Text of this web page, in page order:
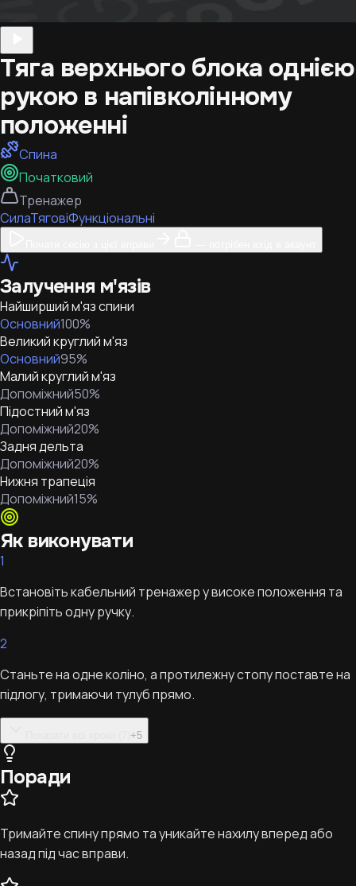
Тяга верхнього блока однією
рукою в напівколінному
положенні
Спина
Початковий
Тренажер
СилаТяговіФункціональні
Залучення м'язів
Найширший м'яз спини
Основний100%
Великий круглий м'яз
Основний95%
Малий круглий м'яз
Допоміжний50%
Підостний м'яз
Допоміжний20%
Задня дельта
Допоміжний20%
Нижня трапеція
Допоміжний15%
Як виконувати
1
Встановіть кабельний тренажер у високе положення та
прикріпіть одну ручку.
2
Станьте на одне коліно, а протилежну стопу поставте на
підлогу, тримаючи тулуб прямо.
+5
Поради
Тримайте спину прямо та уникайте нахилу вперед або
назад під час вправи.